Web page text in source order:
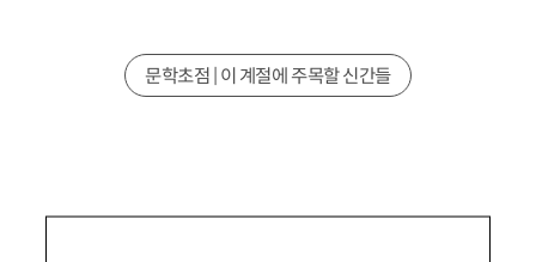
문학초점 | 이 계절에 주목할 신간들